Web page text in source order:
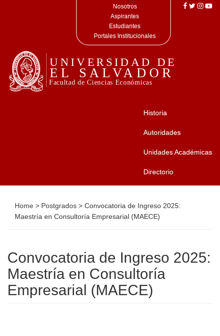
Nosotros
Aspirantes
Estudiantes
Portales Institucionales
Historia
Autoridades
Unidades Académicas
Directorio
Home > Postgrados > Convocatoria de Ingreso 2025:
Maestría en Consultoría Empresarial (MAECE)
Convocatoria de Ingreso 2025:
Maestría en Consultoría
Empresarial (MAECE)